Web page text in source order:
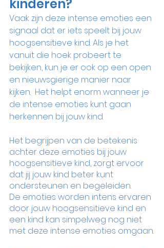
kinderen?
Vaak zijn deze intense emoties een
signaal dat er iets speelt bij jouw
hoogsensitieve kind. Als je het
vanuit die hoek probeert te
bekijken, kun je er ook op een open
en nieuwsgierige manier naar
kijken.  Het helpt enorm wanneer je
de intense emoties kunt gaan
herkennen bij jouw kind.
Het begrijpen van de betekenis
achter deze emoties bij jouw
hoogsensitieve kind, zorgt ervoor
dat jij jouw kind beter kunt
ondersteunen en begeleiden.
De emoties worden intens ervaren
door jouw hoogsensitieve kind en
een kind kan simpelweg nog niet
met deze intense emoties omgaan.